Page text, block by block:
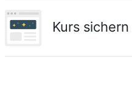
Kurs sichern